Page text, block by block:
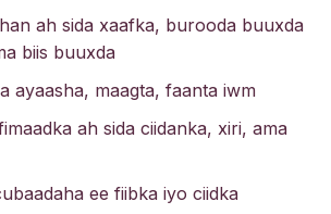
ah sida xaafka, burooda buuxda
biis buuxda
ayaasha, maagta, faanta iwm
ah sida ciidanka, xiri, ama
ee fiibka iyo ciidka